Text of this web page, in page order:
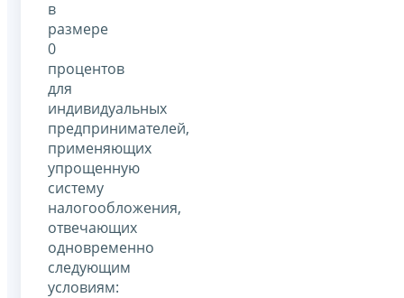
в
размере
0
процентов
для
индивидуальных
предпринимателей,
применяющих
упрощенную
систему
налогообложения,
отвечающих
одновременно
следующим
условиям: